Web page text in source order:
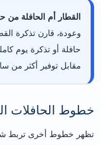
القطار أم الحافلة من
وعودة، قارن تذكرة
حافلة أو تذكرة يوم
مقابل توفير أكثر من
خطوط الحافلات
تظهر خطوط أخرى تربط